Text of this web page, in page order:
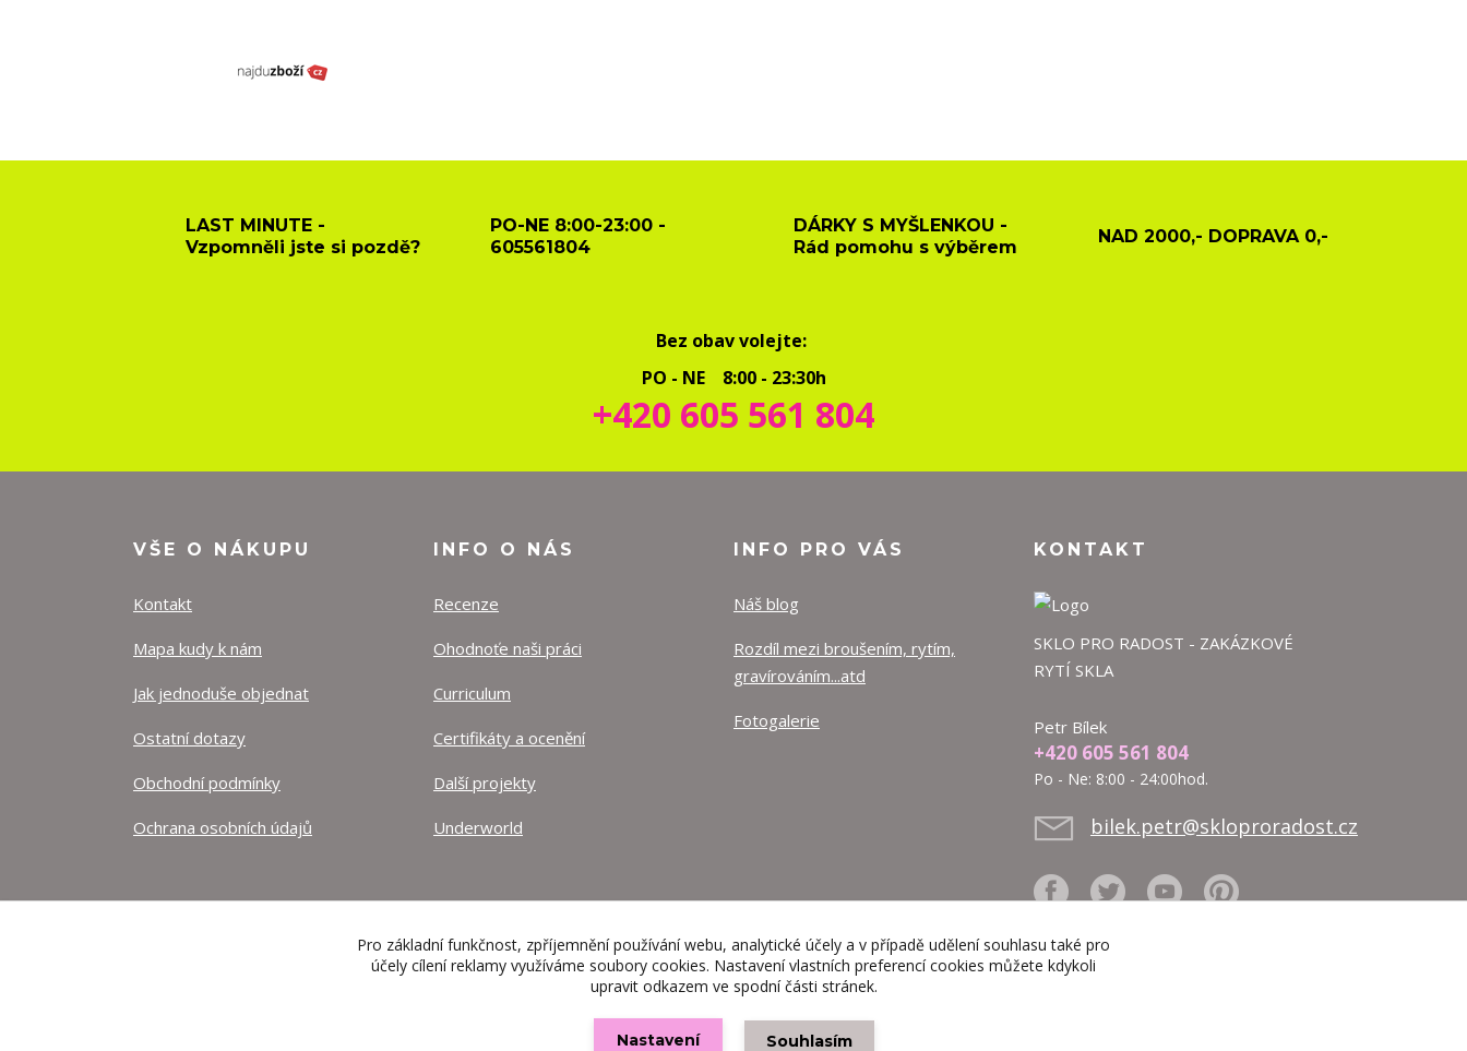
LAST MINUTE -
Vzpomněli jste si pozdě?
PO-NE 8:00-23:00 -
605561804
DÁRKY S MYŠLENKOU -
Rád pomohu s výběrem
NAD 2000,- DOPRAVA 0,-
Bez obav volejte:
PO - NE 8:00 - 23:30h
+420 605 561 804
VŠE O NÁKUPU
Kontakt
Mapa kudy k nám
Jak jednoduše objednat
Ostatní dotazy
Obchodní podmínky
Ochrana osobních údajů
INFO O NÁS
Recenze
Ohodnoťe naši práci
Curriculum
Certifikáty a ocenění
Další projekty
Underworld
INFO PRO VÁS
Náš blog
Rozdíl mezi broušením, rytím,
gravírováním...atd
Fotogalerie
KONTAKT
SKLO PRO RADOST - ZAKÁZKOVÉ
RYTÍ SKLA
Petr Bílek
+420 605 561 804
Po - Ne: 8:00 - 24:00hod.
bilek.petr@skloproradost.cz
Vytvořeno na Eshop-rychle.cz
Pro základní funkčnost, zpříjemnění používání webu, analytické účely a v případě udělení souhlasu také pro
účely cílení reklamy využíváme soubory cookies. Nastavení vlastních preferencí cookies můžete kdykoli
upravit odkazem ve spodní části stránek.
Nastavení Souhlasím